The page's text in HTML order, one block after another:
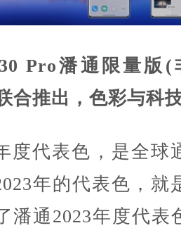
Pro潘通限量版
合推出，色彩与科
代表色，是全球
年的代表色，就
潘通2023年度代表